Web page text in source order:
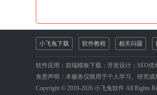
小飞兔下载 软件教程 相关问题
软件应用：前端模板下载；开发设计；SEO
免责声明：本服务仅限用于个人学习、研究
Copyright © 2019-2026 小飞兔软件 All Rights